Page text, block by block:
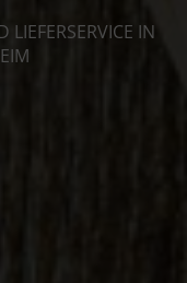
LIEFERSERVICE IN